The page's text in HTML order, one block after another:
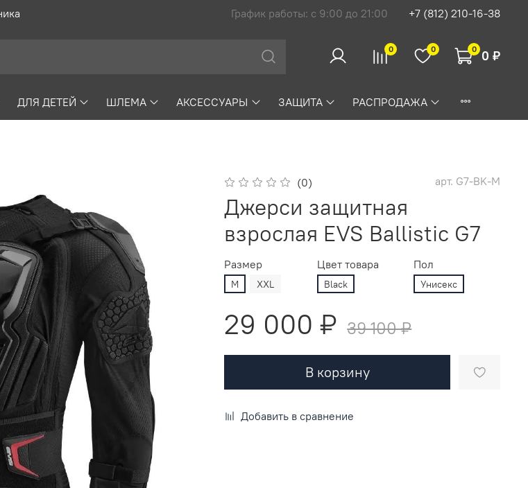
График работы: с 9:00 до 21:00 +7 (812) 210-16-38
0 0 0 0 ₽
ДЛЯ ДЕТЕЙ ШЛЕМА АКСЕССУАРЫ ЗАЩИТА РАСПРОДАЖА
(0) арт. G7-BK-M
Джерси защитная
взрослая EVS Ballistic G7
Размер
M XXL
Цвет товара
Black
Пол
Унисекс
29 000 ₽ 39 100 ₽
В корзину
Добавить в сравнение